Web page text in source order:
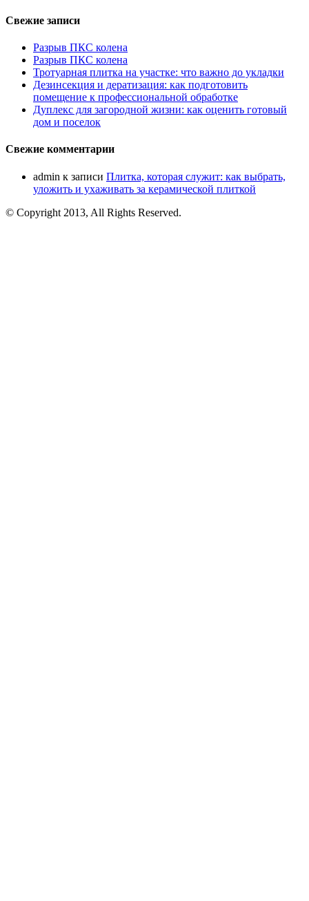
Свежие записи
Разрыв ПКС колена
Разрыв ПКС колена
Тротуарная плитка на участке: что важно до укладки
Дезинсекция и дератизация: как подготовить
помещение к профессиональной обработке
Дуплекс для загородной жизни: как оценить готовый
дом и поселок
Свежие комментарии
admin к записи Плитка, которая служит: как выбрать,
уложить и ухаживать за керамической плиткой
© Copyright 2013, All Rights Reserved.